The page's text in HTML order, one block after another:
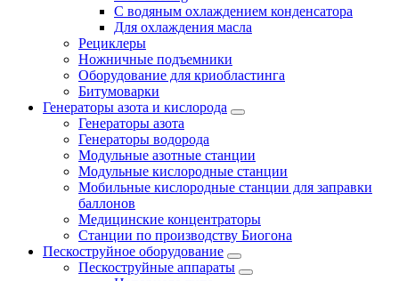
С водяным охлаждением конденсатора
Для охлаждения масла
Рециклеры
Ножничные подъемники
Оборудование для криобластинга
Битумоварки
Генераторы азота и кислорода
Генераторы азота
Генераторы водорода
Модульные азотные станции
Модульные кислородные станции
Мобильные кислородные станции для заправки
баллонов
Медицинские концентраторы
Станции по производству Биогона
Пескоструйное оборудование
Пескоструйные аппараты